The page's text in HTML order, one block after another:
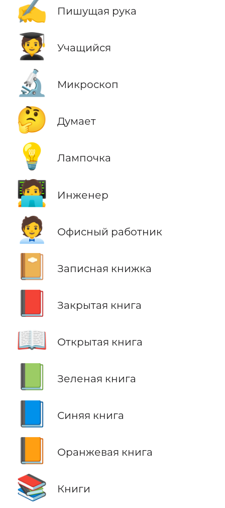
✍️ Пишущая рука
🧑‍🎓 Учащийся
🔬 Микроскоп
🤔 Думает
💡 Лампочка
🧑‍💻 Инженер
🧑‍💼 Офисный работник
📔 Записная книжка
Закрытая книга
📖 Открытая книга
Зеленая книга
Синяя книга
Оранжевая книга
📚 Книги